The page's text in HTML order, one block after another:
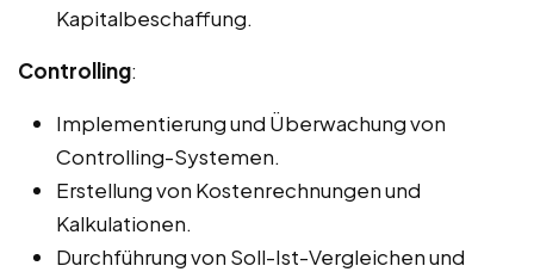
Kapitalbeschaffung.
Controlling:
Implementierung und Überwachung von
Controlling-Systemen.
Erstellung von Kostenrechnungen und
Kalkulationen.
Durchführung von Soll-Ist-Vergleichen und